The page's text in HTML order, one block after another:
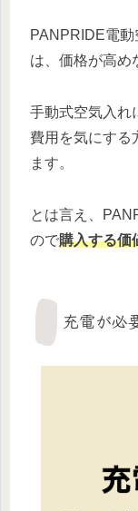
PANPRIDE電
は、価格が高め
手動式空気入れ
費用を気にする
ます。
とは言え、
ので購入する価
充電が必